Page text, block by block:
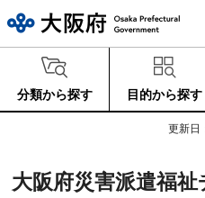
分類から探す 目的から探す
更新日
大阪府災害派遣福